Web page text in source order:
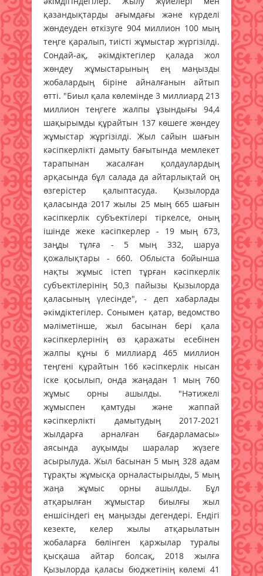
қазандықтарды ағымдағы және күрделі
жөндеуден өткізуге 904 миллион 100 мың
теңге қаралып, тиісті жұмыстар жүргізілді.
Сондай-ақ, әкімдіктегілер қалада жол
жөндеу жұмыстарының ең маңызды
жобалардың біріне айналғанын айтып
өтті. "Биыл қала көлемінде 3 миллиард 213
миллион теңгеге жалпы ұзындығы 94,4
шақырымды құрайтын 137 көшеге жөндеу
жұмыстар жұргізілді. Жыл сайын шағын
кәсіпкерлікті дамыту бағытында мемлекет
тарапынан жасалған қолдаулардың
арқасында бұл салада да айтарлықтай оң
өзгерістер қалыптасуда. Қызылорда
қаласында 2017 жылы 25 мың 665 шағын
кәсіпкерлік субъектілері тіркелсе, оның
ішінде жеке кәсіпкерлер - 19 мың 673,
заңды тұлға - 5 мың 332, шаруа
қожалықтары - 660. Облыста бойынша
нақты жұмыс істеп тұрған кәсіпкерлік
субъектілерінің 50,3 пайызы Қызылорда
қаласының үлесінде", - деп хабарлады
әкімдіктегілер. Сонымен қатар, ведомство
мәліметінше, жыл басынан бері қала
кәсіпкерлерінің өз қаражаты есебінен
жалпы құны 6 миллиард 465 миллион
теңгені құрайтын 166 кәсіпкерлік нысан
іске қосылып, онда жаңадан 1 мың 760
жұмыс орны ашылды. "Нәтижелі
жұмыспен қамтуды және жаппай
кәсіпкерлікті дамытудың 2017-2021
жылдарға арналған бағдарламасы»
аясында ауқымды шаралар жүзеге
асырылуда. Жыл басынан 5 мың 328 адам
тұрақты жұмысқа орналастырылды, 5 мың
жаңа жұмыс орны ашылды. Бұл
атқарылған жұмыстар биылғы жыл
еншісіндегі ең маңызды дегендері. Ендігі
кезекте, келер жылы атқарылатын
жобаларға бөлінген қаржылар туралы
қысқаша айтар болсақ, 2018 жылға
Қызылорда қаласы бюджетінің көлемі 41